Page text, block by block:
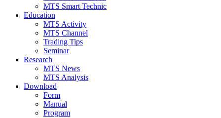
MTS Smart Technic
Education
MTS Activity
MTS Channel
Trading Tips
Seminar
Research
MTS News
MTS Analysis
Download
Form
Manual
Program